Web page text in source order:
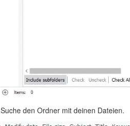
Suche den Ordner mit deinen Dateien.